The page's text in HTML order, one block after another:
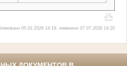
05.02.2026 14:19, изменено 07.07.2026 14:20